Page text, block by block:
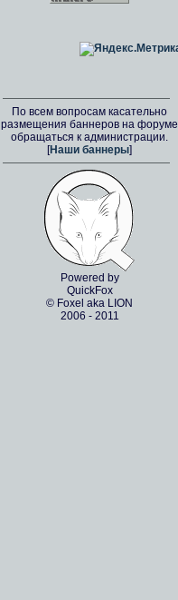
По всем вопросам касательно
размещения баннеров на форуме
обращаться к администрации.
[Наши баннеры]
Powered by
QuickFox
© Foxel aka LION
2006 - 2011